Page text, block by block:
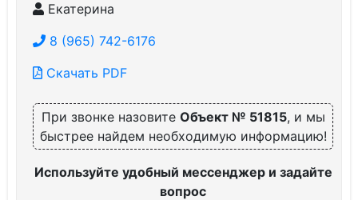
Екатерина
8 (965) 742-6176
Скачать PDF
При звонке назовите Объект № 51815, и мы
быстрее найдем необходимую информацию!
Используйте удобный мессенджер и задайте
вопрос